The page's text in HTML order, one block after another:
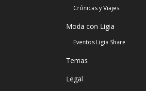
Crónicas y Viajes
Moda con Ligia
Eventos Ligia Share
Temas
Legal